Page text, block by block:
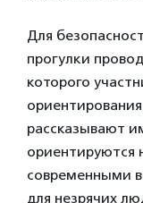
Для
прогулки
которого
рассказывают
ориентируются
современными
для незрячих